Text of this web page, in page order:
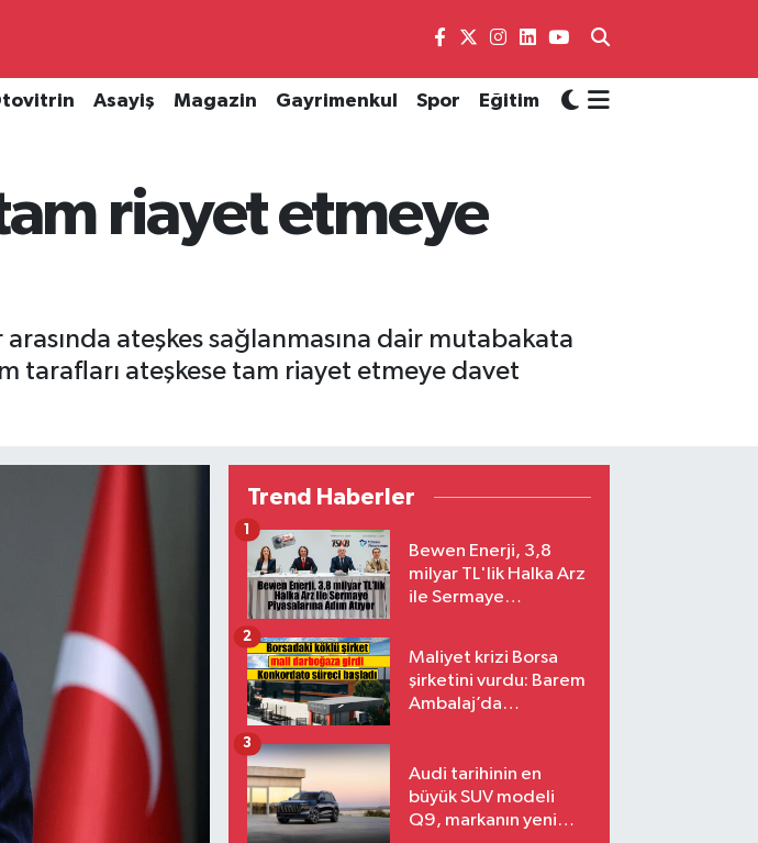
Asayiş Magazin Gayrimenkul Spor Eğitim
riayet etmeye
ateşkes sağlanmasına dair mutabakata
tarafları ateşkese tam riayet etmeye davet
Trend Haberler
Bewen Enerji, 3,8
milyar TL'lik Halka Arz
ile Sermaye
1
Maliyet krizi Borsa
şirketini vurdu: Barem
Ambalaj’da
2
Audi tarihinin en
büyük SUV modeli
Q9, markanın yeni
3